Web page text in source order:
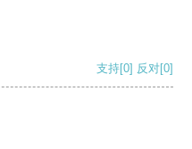
支持[0] 反对[0]